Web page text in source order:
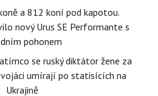
a 812 koní pod kapotou.
nový Urus SE Performante s
pohonem
se ruský diktátor žene za
umírají po statisících na
Ukrajině